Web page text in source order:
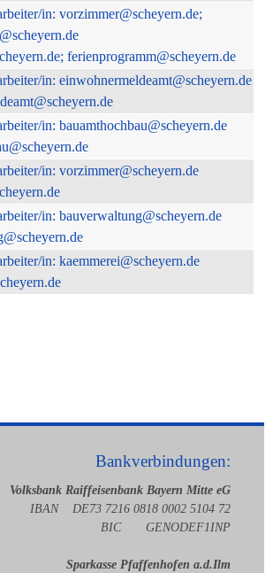
ferienprogramm@scheyern.de
Bankverbindungen:
Volksbank Raiffeisenbank Bayern Mitte eG
IBAN DE73 7216 0818 0002 5104 72
BIC GENODEF1INP
Sparkasse Pfaffenhofen a.d.Ilm